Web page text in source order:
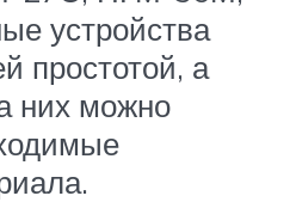
устройства
простотой, а
них можно